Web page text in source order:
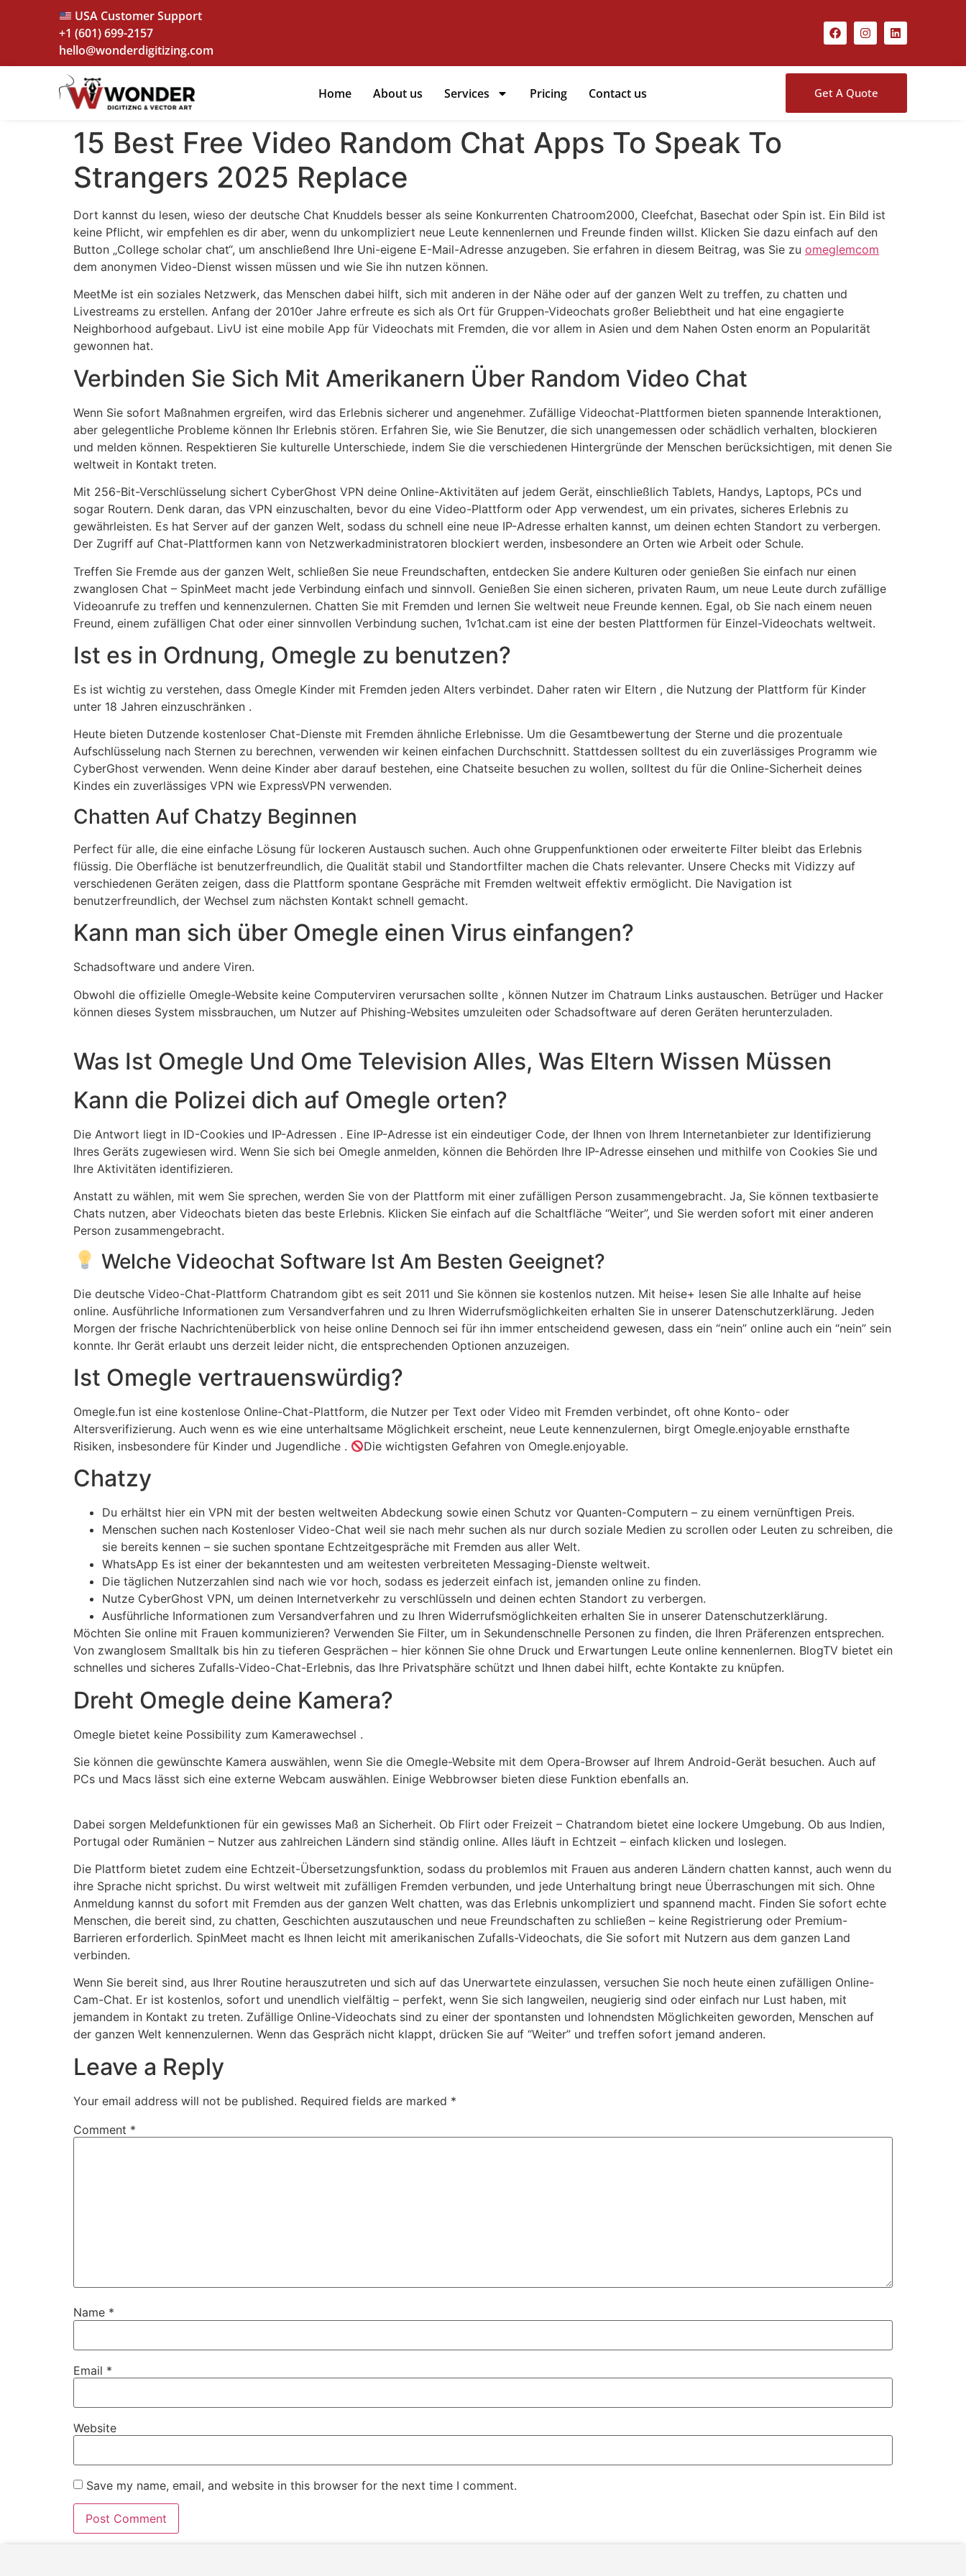
USA Customer Support
+1 (601) 699-2157
hello@wonderdigitizing.com
Home About us Services Pricing Contact us Get A Quote
15 Best Free Video Random Chat Apps To Speak To
Strangers 2025 Replace
Dort kannst du lesen, wieso der deutsche Chat Knuddels besser als seine Konkurrenten Chatroom2000, Cleefchat, Basechat oder Spin ist. Ein Bild ist
keine Pflicht, wir empfehlen es dir aber, wenn du unkompliziert neue Leute kennenlernen und Freunde finden willst. Klicken Sie dazu einfach auf den
Button „College scholar chat“, um anschließend Ihre Uni-eigene E-Mail-Adresse anzugeben. Sie erfahren in diesem Beitrag, was Sie zu omeglemcom
dem anonymen Video-Dienst wissen müssen und wie Sie ihn nutzen können.
MeetMe ist ein soziales Netzwerk, das Menschen dabei hilft, sich mit anderen in der Nähe oder auf der ganzen Welt zu treffen, zu chatten und
Livestreams zu erstellen. Anfang der 2010er Jahre erfreute es sich als Ort für Gruppen-Videochats großer Beliebtheit und hat eine engagierte
Neighborhood aufgebaut. LivU ist eine mobile App für Videochats mit Fremden, die vor allem in Asien und dem Nahen Osten enorm an Popularität
gewonnen hat.
Verbinden Sie Sich Mit Amerikanern Über Random Video Chat
Wenn Sie sofort Maßnahmen ergreifen, wird das Erlebnis sicherer und angenehmer. Zufällige Videochat-Plattformen bieten spannende Interaktionen,
aber gelegentliche Probleme können Ihr Erlebnis stören. Erfahren Sie, wie Sie Benutzer, die sich unangemessen oder schädlich verhalten, blockieren
und melden können. Respektieren Sie kulturelle Unterschiede, indem Sie die verschiedenen Hintergründe der Menschen berücksichtigen, mit denen Sie
weltweit in Kontakt treten.
Mit 256-Bit-Verschlüsselung sichert CyberGhost VPN deine Online-Aktivitäten auf jedem Gerät, einschließlich Tablets, Handys, Laptops, PCs und
sogar Routern. Denk daran, das VPN einzuschalten, bevor du eine Video-Plattform oder App verwendest, um ein privates, sicheres Erlebnis zu
gewährleisten. Es hat Server auf der ganzen Welt, sodass du schnell eine neue IP-Adresse erhalten kannst, um deinen echten Standort zu verbergen.
Der Zugriff auf Chat-Plattformen kann von Netzwerkadministratoren blockiert werden, insbesondere an Orten wie Arbeit oder Schule.
Treffen Sie Fremde aus der ganzen Welt, schließen Sie neue Freundschaften, entdecken Sie andere Kulturen oder genießen Sie einfach nur einen
zwanglosen Chat – SpinMeet macht jede Verbindung einfach und sinnvoll. Genießen Sie einen sicheren, privaten Raum, um neue Leute durch zufällige
Videoanrufe zu treffen und kennenzulernen. Chatten Sie mit Fremden und lernen Sie weltweit neue Freunde kennen. Egal, ob Sie nach einem neuen
Freund, einem zufälligen Chat oder einer sinnvollen Verbindung suchen, 1v1chat.cam ist eine der besten Plattformen für Einzel-Videochats weltweit.
Ist es in Ordnung, Omegle zu benutzen?
Es ist wichtig zu verstehen, dass Omegle Kinder mit Fremden jeden Alters verbindet. Daher raten wir Eltern , die Nutzung der Plattform für Kinder
unter 18 Jahren einzuschränken .
Heute bieten Dutzende kostenloser Chat-Dienste mit Fremden ähnliche Erlebnisse. Um die Gesamtbewertung der Sterne und die prozentuale
Aufschlüsselung nach Sternen zu berechnen, verwenden wir keinen einfachen Durchschnitt. Stattdessen solltest du ein zuverlässiges Programm wie
CyberGhost verwenden. Wenn deine Kinder aber darauf bestehen, eine Chatseite besuchen zu wollen, solltest du für die Online-Sicherheit deines
Kindes ein zuverlässiges VPN wie ExpressVPN verwenden.
Chatten Auf Chatzy Beginnen
Perfect für alle, die eine einfache Lösung für lockeren Austausch suchen. Auch ohne Gruppenfunktionen oder erweiterte Filter bleibt das Erlebnis
flüssig. Die Oberfläche ist benutzerfreundlich, die Qualität stabil und Standortfilter machen die Chats relevanter. Unsere Checks mit Vidizzy auf
verschiedenen Geräten zeigen, dass die Plattform spontane Gespräche mit Fremden weltweit effektiv ermöglicht. Die Navigation ist
benutzerfreundlich, der Wechsel zum nächsten Kontakt schnell gemacht.
Kann man sich über Omegle einen Virus einfangen?
Schadsoftware und andere Viren.
Obwohl die offizielle Omegle-Website keine Computerviren verursachen sollte , können Nutzer im Chatraum Links austauschen. Betrüger und Hacker
können dieses System missbrauchen, um Nutzer auf Phishing-Websites umzuleiten oder Schadsoftware auf deren Geräten herunterzuladen.
Was Ist Omegle Und Ome Television Alles, Was Eltern Wissen Müssen
Kann die Polizei dich auf Omegle orten?
Die Antwort liegt in ID-Cookies und IP-Adressen . Eine IP-Adresse ist ein eindeutiger Code, der Ihnen von Ihrem Internetanbieter zur Identifizierung
Ihres Geräts zugewiesen wird. Wenn Sie sich bei Omegle anmelden, können die Behörden Ihre IP-Adresse einsehen und mithilfe von Cookies Sie und
Ihre Aktivitäten identifizieren.
Anstatt zu wählen, mit wem Sie sprechen, werden Sie von der Plattform mit einer zufälligen Person zusammengebracht. Ja, Sie können textbasierte
Chats nutzen, aber Videochats bieten das beste Erlebnis. Klicken Sie einfach auf die Schaltfläche “Weiter”, und Sie werden sofort mit einer anderen
Person zusammengebracht.
Welche Videochat Software Ist Am Besten Geeignet?
Die deutsche Video-Chat-Plattform Chatrandom gibt es seit 2011 und Sie können sie kostenlos nutzen. Mit heise+ lesen Sie alle Inhalte auf heise
online. Ausführliche Informationen zum Versandverfahren und zu Ihren Widerrufsmöglichkeiten erhalten Sie in unserer Datenschutzerklärung. Jeden
Morgen der frische Nachrichtenüberblick von heise online Dennoch sei für ihn immer entscheidend gewesen, dass ein “nein” online auch ein “nein” sein
konnte. Ihr Gerät erlaubt uns derzeit leider nicht, die entsprechenden Optionen anzuzeigen.
Ist Omegle vertrauenswürdig?
Omegle.fun ist eine kostenlose Online-Chat-Plattform, die Nutzer per Text oder Video mit Fremden verbindet, oft ohne Konto- oder
Altersverifizierung. Auch wenn es wie eine unterhaltsame Möglichkeit erscheint, neue Leute kennenzulernen, birgt Omegle.enjoyable ernsthafte
Risiken, insbesondere für Kinder und Jugendliche .
Die wichtigsten Gefahren von Omegle.enjoyable.
Chatzy
Du erhältst hier ein VPN mit der besten weltweiten Abdeckung sowie einen Schutz vor Quanten-Computern – zu einem vernünftigen Preis.
Menschen suchen nach Kostenloser Video-Chat weil sie nach mehr suchen als nur durch soziale Medien zu scrollen oder Leuten zu schreiben, die
sie bereits kennen – sie suchen spontane Echtzeitgespräche mit Fremden aus aller Welt.
WhatsApp Es ist einer der bekanntesten und am weitesten verbreiteten Messaging-Dienste weltweit.
Die täglichen Nutzerzahlen sind nach wie vor hoch, sodass es jederzeit einfach ist, jemanden online zu finden.
Nutze CyberGhost VPN, um deinen Internetverkehr zu verschlüsseln und deinen echten Standort zu verbergen.
Ausführliche Informationen zum Versandverfahren und zu Ihren Widerrufsmöglichkeiten erhalten Sie in unserer Datenschutzerklärung.
Möchten Sie online mit Frauen kommunizieren? Verwenden Sie Filter, um in Sekundenschnelle Personen zu finden, die Ihren Präferenzen entsprechen.
Von zwanglosem Smalltalk bis hin zu tieferen Gesprächen – hier können Sie ohne Druck und Erwartungen Leute online kennenlernen. BlogTV bietet ein
schnelles und sicheres Zufalls-Video-Chat-Erlebnis, das Ihre Privatsphäre schützt und Ihnen dabei hilft, echte Kontakte zu knüpfen.
Dreht Omegle deine Kamera?
Omegle bietet keine Possibility zum Kamerawechsel .
Sie können die gewünschte Kamera auswählen, wenn Sie die Omegle-Website mit dem Opera-Browser auf Ihrem Android-Gerät besuchen. Auch auf
PCs und Macs lässt sich eine externe Webcam auswählen. Einige Webbrowser bieten diese Funktion ebenfalls an.
Dabei sorgen Meldefunktionen für ein gewisses Maß an Sicherheit. Ob Flirt oder Freizeit – Chatrandom bietet eine lockere Umgebung. Ob aus Indien,
Portugal oder Rumänien – Nutzer aus zahlreichen Ländern sind ständig online. Alles läuft in Echtzeit – einfach klicken und loslegen.
Die Plattform bietet zudem eine Echtzeit-Übersetzungsfunktion, sodass du problemlos mit Frauen aus anderen Ländern chatten kannst, auch wenn du
ihre Sprache nicht sprichst. Du wirst weltweit mit zufälligen Fremden verbunden, und jede Unterhaltung bringt neue Überraschungen mit sich. Ohne
Anmeldung kannst du sofort mit Fremden aus der ganzen Welt chatten, was das Erlebnis unkompliziert und spannend macht. Finden Sie sofort echte
Menschen, die bereit sind, zu chatten, Geschichten auszutauschen und neue Freundschaften zu schließen – keine Registrierung oder Premium-
Barrieren erforderlich. SpinMeet macht es Ihnen leicht mit amerikanischen Zufalls-Videochats, die Sie sofort mit Nutzern aus dem ganzen Land
verbinden.
Wenn Sie bereit sind, aus Ihrer Routine herauszutreten und sich auf das Unerwartete einzulassen, versuchen Sie noch heute einen zufälligen Online-
Cam-Chat. Er ist kostenlos, sofort und unendlich vielfältig – perfekt, wenn Sie sich langweilen, neugierig sind oder einfach nur Lust haben, mit
jemandem in Kontakt zu treten. Zufällige Online-Videochats sind zu einer der spontansten und lohnendsten Möglichkeiten geworden, Menschen auf
der ganzen Welt kennenzulernen. Wenn das Gespräch nicht klappt, drücken Sie auf “Weiter” und treffen sofort jemand anderen.
Leave a Reply
Your email address will not be published. Required fields are marked *
Comment *
Name *
Email *
Website
Save my name, email, and website in this browser for the next time I comment.